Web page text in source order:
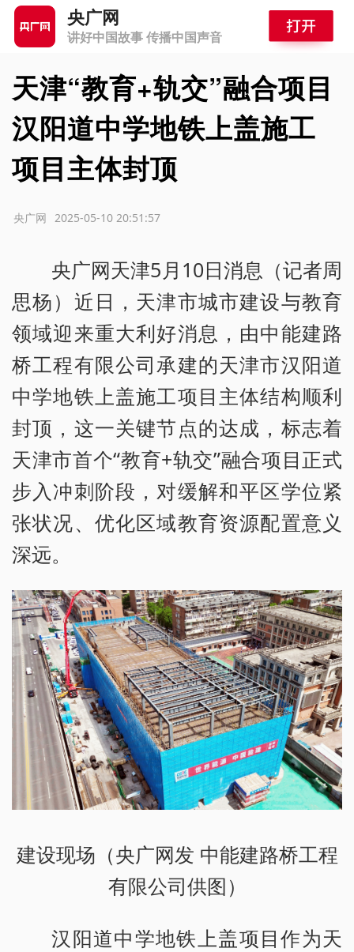
央广网
讲好中国故事 传播中国声音
天津“教育+轨交”融合项目
汉阳道中学地铁上盖施工
项目主体封顶
2025-05-10 20:51:57
央广网
央广网天津5月10日消息（记者周
思杨）近日，天津市城市建设与教育
领域迎来重大利好消息，由中能建路
桥工程有限公司承建的天津市汉阳道
中学地铁上盖施工项目主体结构顺利
封顶，这一关键节点的达成，标志着
天津市首个“教育+轨交”融合项目正式
步入冲刺阶段，对缓解和平区学位紧
张状况、优化区域教育资源配置意义
深远。
建设现场（央广网发 中能建路桥工程
有限公司供图）
汉阳道中学地铁上盖项目作为天